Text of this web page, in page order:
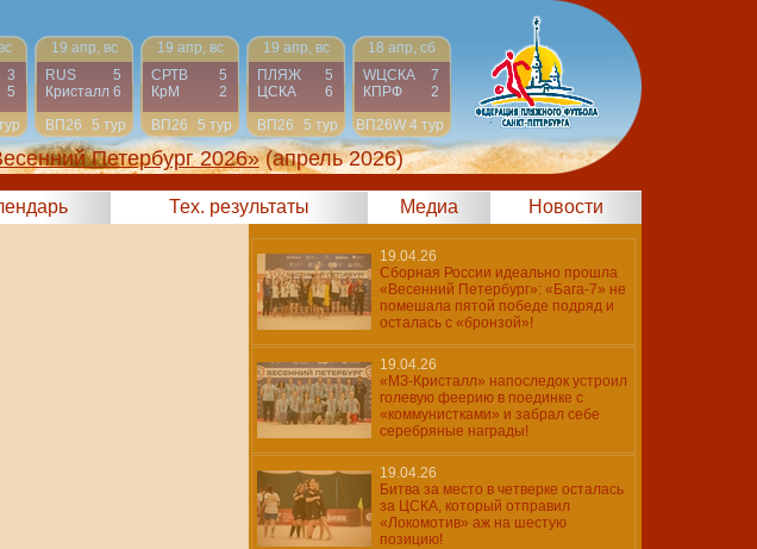
3
5
19 апр, вс
RUS
5
Кристалл 6
ВП26
5 тур
19 апр, вс
СРТВ
5
КрМ
2
ВП26
5 тур
19 апр, вс
ПЛЯЖ
5
ЦСКА
6
ВП26
5 тур
18 апр, сб
WЦСКА
7
КПРФ
2
ВП26W 4 тур
Петербург 2026» (апрель 2026)
Тех. результаты Медиа Новости
19.04.26
Сборная России идеально прошла
«Весенний Петербург»: «Бага-7» не
помешала пятой победе подряд и
осталась с «бронзой»!
19.04.26
«МЗ-Кристалл» напоследок устроил
голевую феерию в поединке с
«коммунистками» и забрал себе
серебряные награды!
19.04.26
Битва за место в четверке осталась
за ЦСКА, который отправил
«Локомотив» аж на шестую
позицию!